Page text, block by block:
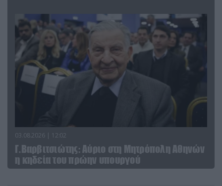
03.08.2026 | 12:02
Γ.Βαρβιτσιώτης: Aύριο στη Μητρόπολη Αθηνών
η κηδεία του πρώην υπουργού